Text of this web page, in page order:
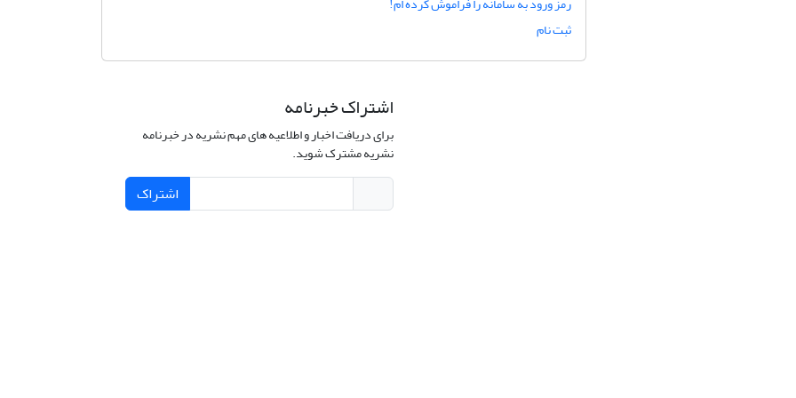
ثبت نام
اشتراک خبرنامه
برای دریافت اخبار و اطلاعیه های مهم نشریه در خبرنامه
نشریه مشترک شوید.
اشتراک